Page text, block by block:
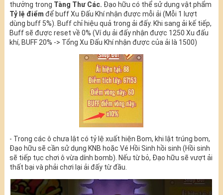
thưởng trong Tàng Thư Các. Đạo hữu có thể sử dụng vật phẩm
Tỷ lệ điểm để buff Xu Đấu Khí nhận được mỗi ải (Mỗi 1 lượt
dùng buff 5%). Buff chỉ hiệu quả trong ải đấy. Khi sang ải kế tiếp,
Buff sẽ được reset về 0% (Ví dụ ải đấy nhận được 1250 Xu đấu
khí, BUFF 20% -> Tổng Xu Đấu Khí nhận được của ải là 1500)
- Trong các ô chưa lật có tỷ lệ xuất hiện Bom, khi lật trúng bom,
Đạo hữu sẽ cần sử dụng KNB hoặc Vé Hồi Sinh hồi sinh (Hồi sinh
sẽ tiếp tục chơi ô vừa dính bomb). Nếu từ bỏ, Đạo hữu sẽ vượt ải
thất bại và phải chơi lại ải đấy từ đầu.